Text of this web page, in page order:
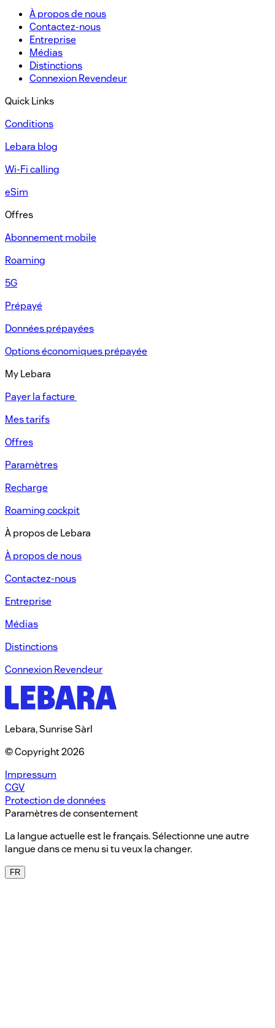
À propos de nous​
Contactez-nous​
Entreprise
Médias
Distinctions​
Connexion Revendeur​
Quick Links
Conditions
Lebara blog
Wi-Fi calling
eSim
Offres
Abonnement mobile​
Roaming
5G
Prépayé​
Données prépayées​
Options économiques prépayée​
My Lebara
Payer la facture ​
Mes tarifs​
Offres​
Paramètres​
Recharge​
Roaming cockpit
À propos de Lebara​
À propos de nous​
Contactez-nous​
Entreprise
Médias
Distinctions​
Connexion Revendeur​
Lebara, Sunrise Sàrl
© Copyright 2026
Impressum
CGV
Protection de données
Paramètres de consentement
La langue actuelle est le français. Sélectionne une autre
langue dans ce menu si tu veux la changer.
FR